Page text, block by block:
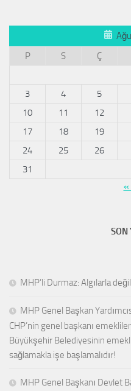
P
S Ç
3
4 5
10
11 12
17
18 19
24
25 26
31
«
SON
MHP’li Durmaz: Algılarla
MHP Genel Başkan
CHP’nin genel başkanı
Büyükşehir Belediyesinin
sağlamakla işe başlamalıdır!
MHP Genel Başkanı Devlet